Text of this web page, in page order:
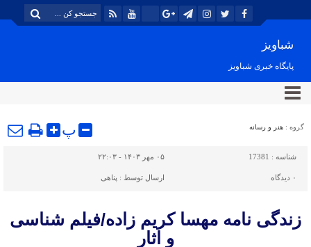
شباویز
پایگاه خبری شباویز
گروه : هنر و رسانه پ
شناسه : 17381 ۰۵ مهر ۱۴۰۳ - ۲۲:۰۳
۰ دیدگاه ارسال توسط : پناهی
زندگی نامه مهسا کریم زاده/فیلم شناسی
و اثار